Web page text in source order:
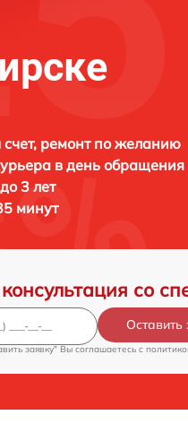
ремонт по желанию
в день обращения
3 лет
минут
со
Оставить
заявку" Вы соглашаетесь c